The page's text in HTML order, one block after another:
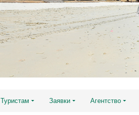
Туристам Заявки Агентство